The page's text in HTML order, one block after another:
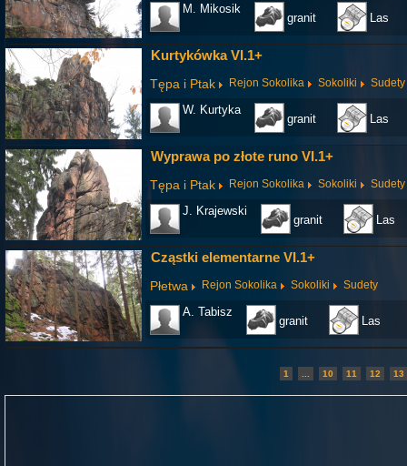
M. Mikosik
granit Las
Kurtykówka VI.1+
Tępa i Ptak Rejon Sokolika Sokoliki Sudety
W. Kurtyka
granit Las
Wyprawa po złote runo VI.1+
Tępa i Ptak Rejon Sokolika Sokoliki Sudety
J. Krajewski
granit Las
Cząstki elementarne VI.1+
Płetwa Rejon Sokolika Sokoliki Sudety
A. Tabisz
granit Las
1 10 11 12 13